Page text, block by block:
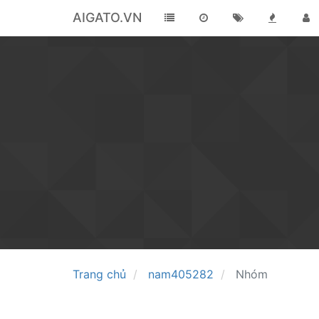
AIGATO.VN
Trang chủ nam405282 Nhóm